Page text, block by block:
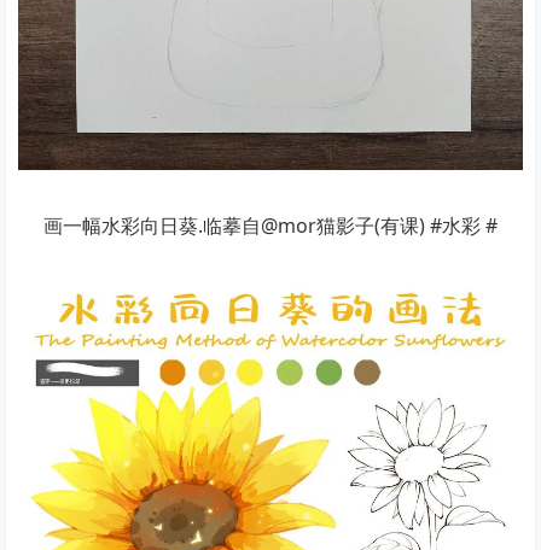
画一幅水彩向日葵.临摹自@mor猫影子(有课) #水彩 #